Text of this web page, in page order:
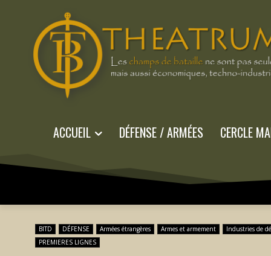
ACCUEIL DÉFENSE / ARMÉES CERCLE
BITD DÉFENSE Armées étrangères Armes et armement Industries de
PREMIERES LIGNES